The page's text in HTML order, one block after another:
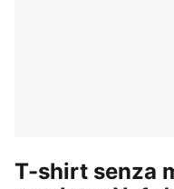
T-shirt senza